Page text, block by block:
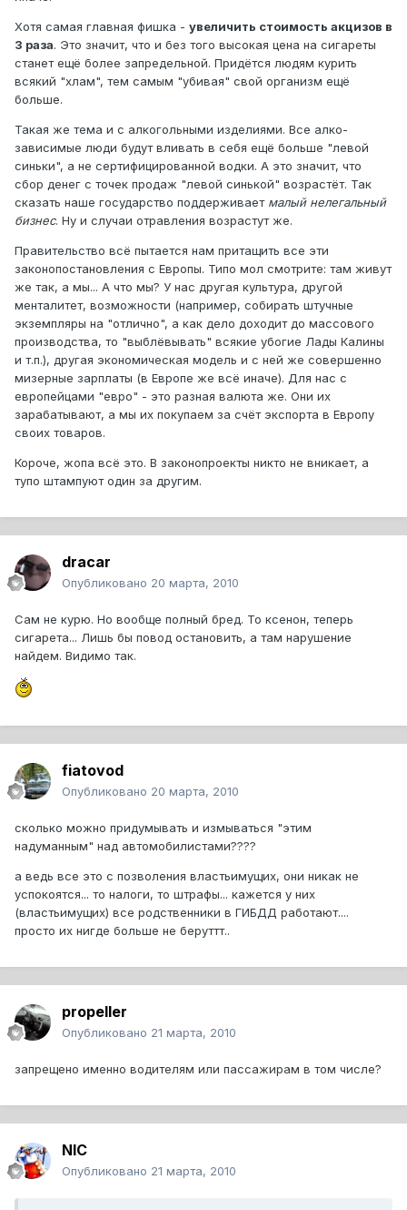
Хотя самая главная фишка - увеличить стоимость акцизов в
3 раза. Это значит, что и без того высокая цена на сигареты
станет ещё более запредельной. Придётся людям курить
всякий "хлам", тем самым "убивая" свой организм ещё
больше.
Такая же тема и с алкогольными изделиями. Все алко-
зависимые люди будут вливать в себя ещё больше "левой
синьки", а не сертифицированной водки. А это значит, что
сбор денег с точек продаж "левой синькой" возрастёт. Так
сказать наше государство поддерживает малый нелегальный
бизнес. Ну и случаи отравления возрастут же.
Правительство всё пытается нам притащить все эти
законопостановления с Европы. Типо мол смотрите: там живут
же так, а мы... А что мы? У нас другая культура, другой
менталитет, возможности (например, собирать штучные
экземпляры на "отлично", а как дело доходит до массового
производства, то "выблёвывать" всякие убогие Лады Калины
и т.п.), другая экономическая модель и с ней же совершенно
мизерные зарплаты (в Европе же всё иначе). Для нас с
европейцами "евро" - это разная валюта же. Они их
зарабатывают, а мы их покупаем за счёт экспорта в Европу
своих товаров.
Короче, жопа всё это. В законопроекты никто не вникает, а
тупо штампуют один за другим.
dracar
Опубликовано 20 марта, 2010
Сам не курю. Но вообще полный бред. То ксенон, теперь
сигарета... Лишь бы повод остановить, а там нарушение
найдем. Видимо так.
fiatovod
Опубликовано 20 марта, 2010
сколько можно придумывать и измываться "этим
надуманным" над автомобилистами????
а ведь все это с позволения властьимущих, они никак не
успокоятся... то налоги, то штрафы... кажется у них
(властьимущих) все родственники в ГИБДД работают....
просто их нигде больше не беруттт..
propeller
Опубликовано 21 марта, 2010
запрещено именно водителям или пассажирам в том числе?
NIC
Опубликовано 21 марта, 2010